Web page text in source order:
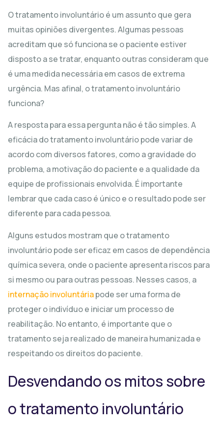
O tratamento involuntário é um assunto que gera
muitas opiniões divergentes. Algumas pessoas
acreditam que só funciona se o paciente estiver
disposto a se tratar, enquanto outras consideram que
é uma medida necessária em casos de extrema
urgência. Mas afinal, o tratamento involuntário
funciona?
A resposta para essa pergunta não é tão simples. A
eficácia do tratamento involuntário pode variar de
acordo com diversos fatores, como a gravidade do
problema, a motivação do paciente e a qualidade da
equipe de profissionais envolvida. É importante
lembrar que cada caso é único e o resultado pode ser
diferente para cada pessoa.
Alguns estudos mostram que o tratamento
involuntário pode ser eficaz em casos de dependência
química severa, onde o paciente apresenta riscos para
si mesmo ou para outras pessoas. Nesses casos, a
internação involuntáriapode ser uma forma de
proteger o indivíduo e iniciar um processo de
reabilitação. No entanto, é importante que o
tratamento seja realizado de maneira humanizada e
respeitando os direitos do paciente.
Desvendando os mitos sobre
o tratamento involuntário